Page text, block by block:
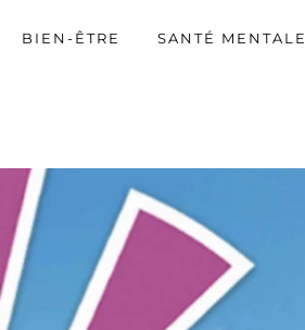
BIEN-ÊTRE SANTÉ MENTALE